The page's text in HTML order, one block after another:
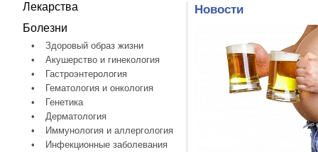
Лекарства
Болезни
•
Здоровый образ жизни
•
Акушерство и гинекология
•
Гастроэнтерология
•
Гематология и онкология
•
Генетика
•
Дерматология
•
Иммунология и аллергология
•
Инфекционные заболевания
Новости